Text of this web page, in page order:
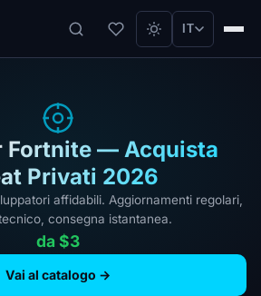
IT
Fortnite — Acquista
Privati 2026
affidabili. Aggiornamenti regolari,
consegna istantanea.
da $3
Vai al catalogo →